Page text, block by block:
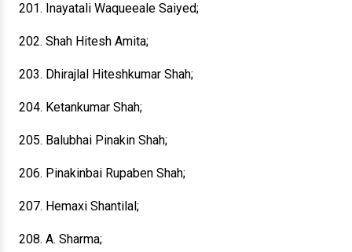
201. Inayatali Waqueeale Saiyed;
202. Shah Hitesh Amita;
203. Dhirajlal Hiteshkumar Shah;
204. Ketankumar Shah;
205. Balubhai Pinakin Shah;
206. Pinakinbai Rupaben Shah;
207. Hemaxi Shantilal;
208. A. Sharma;